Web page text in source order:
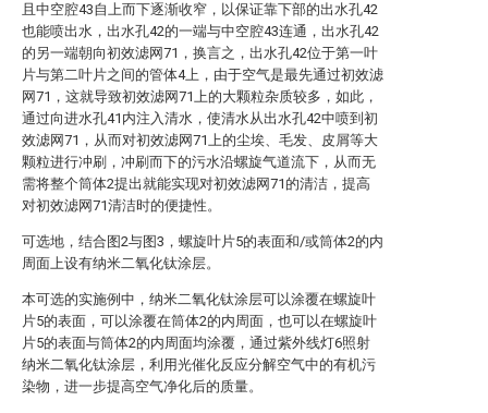
且中空腔43自上而下逐渐收窄，以保证靠下部的出水孔42
也能喷出水，出水孔42的一端与中空腔43连通，出水孔42
的另一端朝向初效滤网71，换言之，出水孔42位于第一叶
片与第二叶片之间的管体4上，由于空气是最先通过初效滤
网71，这就导致初效滤网71上的大颗粒杂质较多，如此，
通过向进水孔41内注入清水，使清水从出水孔42中喷到初
效滤网71，从而对初效滤网71上的尘埃、毛发、皮屑等大
颗粒进行冲刷，冲刷而下的污水沿螺旋气道流下，从而无
需将整个筒体2提出就能实现对初效滤网71的清洁，提高
对初效滤网71清洁时的便捷性。
可选地，结合图2与图3，螺旋叶片5的表面和/或筒体2的内
周面上设有纳米二氧化钛涂层。
本可选的实施例中，纳米二氧化钛涂层可以涂覆在螺旋叶
片5的表面，可以涂覆在筒体2的内周面，也可以在螺旋叶
片5的表面与筒体2的内周面均涂覆，通过紫外线灯6照射
纳米二氧化钛涂层，利用光催化反应分解空气中的有机污
染物，进一步提高空气净化后的质量。